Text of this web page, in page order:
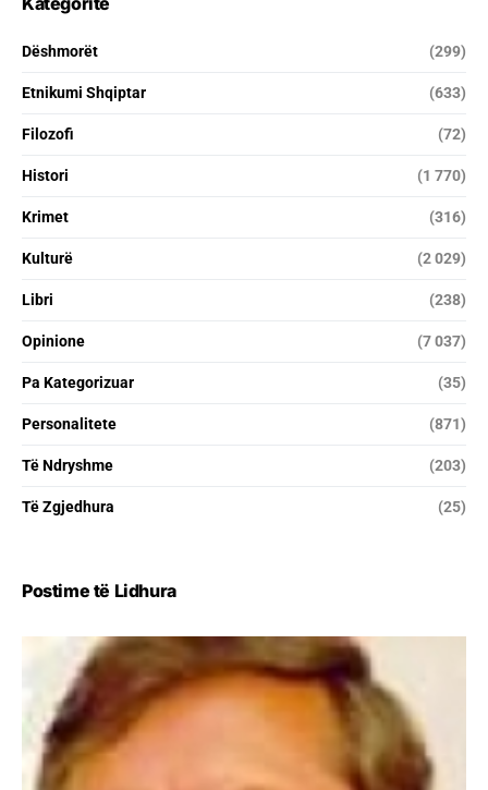
Dëshmorët (299)
Etnikumi Shqiptar (633)
Filozofi (72)
Histori (1 770)
Krimet (316)
Kulturë (2 029)
Libri (238)
Opinione (7 037)
Pa Kategorizuar (35)
Personalitete (871)
Të Ndryshme (203)
Të Zgjedhura (25)
Postime të Lidhura